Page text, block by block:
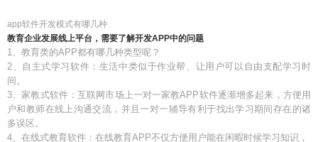
app软件开发模式有哪几种
教育企业发展线上平台，需要了解开发APP中的问题
1、教育类的APP都有哪几种类型呢？
2、自主式学习软件：生活中类似于作业帮、让用户可以自由支配学习时
间。
3、家教式软件：互联网市场上一对一家教APP软件逐渐增多起来，方便用
户和教师在线上沟通交流，并且一对一辅导有利于找出学习期间存在的诸
多误区。
4、在线式教育软件：在线教育APP不仅方便用户能在闲暇时候学习知识，